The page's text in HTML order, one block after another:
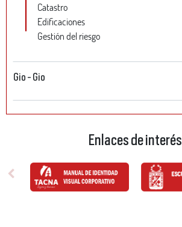
Catastro
Edificaciones
Gestión del riesgo
Gio - Gio
Enlaces de interés